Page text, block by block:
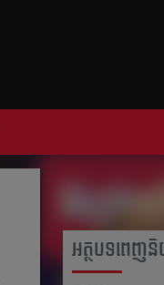
អត្ថបទពេញ